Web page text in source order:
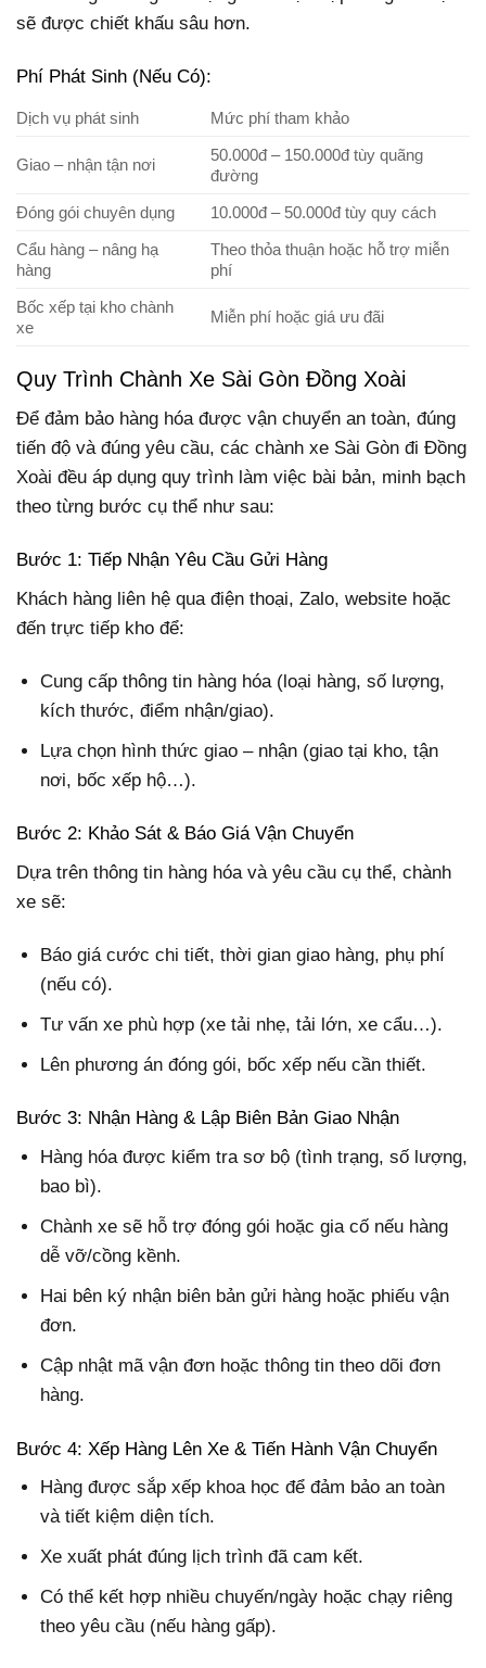
sẽ được chiết khấu sâu hơn.
Phí Phát Sinh (Nếu Có):
Dịch vụ phát sinh Mức phí tham khảo
Giao – nhận tận nơi
50.000đ – 150.000đ tùy quãng
đường
Đóng gói chuyên dụng
10.000đ – 50.000đ tùy quy cách
Cẩu hàng – nâng hạ
hàng
Theo thỏa thuận hoặc hỗ trợ miễn
phí
Bốc xếp tại kho chành
xe
Miễn phí hoặc giá ưu đãi
Quy Trình Chành Xe Sài Gòn Đồng Xoài
Để đảm bảo hàng hóa được vận chuyển an toàn, đúng
tiến độ và đúng yêu cầu, các chành xe Sài Gòn đi Đồng
Xoài đều áp dụng quy trình làm việc bài bản, minh bạch
theo từng bước cụ thể như sau:
Bước 1: Tiếp Nhận Yêu Cầu Gửi Hàng
Khách hàng liên hệ qua điện thoại, Zalo, website hoặc
đến trực tiếp kho để:
Cung cấp thông tin hàng hóa (loại hàng, số lượng,
kích thước, điểm nhận/giao).
Lựa chọn hình thức giao – nhận (giao tại kho, tận
nơi, bốc xếp hộ…).
Bước 2: Khảo Sát & Báo Giá Vận Chuyển
Dựa trên thông tin hàng hóa và yêu cầu cụ thể, chành
xe sẽ:
Báo giá cước chi tiết, thời gian giao hàng, phụ phí
(nếu có).
Tư vấn xe phù hợp (xe tải nhẹ, tải lớn, xe cẩu…).
Lên phương án đóng gói, bốc xếp nếu cần thiết.
Bước 3: Nhận Hàng & Lập Biên Bản Giao Nhận
Hàng hóa được kiểm tra sơ bộ (tình trạng, số lượng,
bao bì).
Chành xe sẽ hỗ trợ đóng gói hoặc gia cố nếu hàng
dễ vỡ/cồng kềnh.
Hai bên ký nhận biên bản gửi hàng hoặc phiếu vận
đơn.
Cập nhật mã vận đơn hoặc thông tin theo dõi đơn
hàng.
Bước 4: Xếp Hàng Lên Xe & Tiến Hành Vận Chuyển
Hàng được sắp xếp khoa học để đảm bảo an toàn
và tiết kiệm diện tích.
Xe xuất phát đúng lịch trình đã cam kết.
Có thể kết hợp nhiều chuyến/ngày hoặc chạy riêng
theo yêu cầu (nếu hàng gấp).